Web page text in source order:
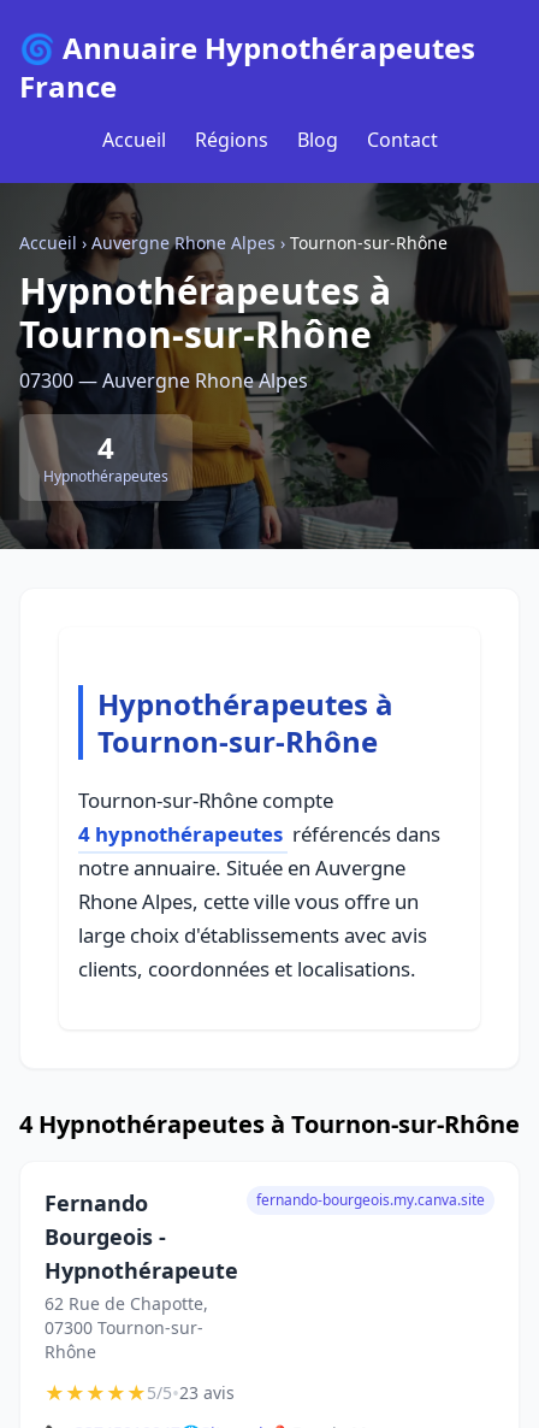
🌀 Annuaire Hypnothérapeutes
France
Accueil Régions Blog Contact
Accueil › Auvergne Rhone Alpes › Tournon-sur-Rhône
Hypnothérapeutes à
Tournon-sur-Rhône
07300 — Auvergne Rhone Alpes
4
Hypnothérapeutes
Hypnothérapeutes à
Tournon-sur-Rhône
Tournon-sur-Rhône compte
4 hypnothérapeutes référencés dans
notre annuaire. Située en Auvergne
Rhone Alpes, cette ville vous offre un
large choix d'établissements avec avis
clients, coordonnées et localisations.
4 Hypnothérapeutes à Tournon-sur-Rhône
Fernando
Bourgeois -
Hypnothérapeute
62 Rue de Chapotte,
07300 Tournon-sur-
Rhône
fernando-bourgeois.my.canva.site
★★★★★5/5•23 avis